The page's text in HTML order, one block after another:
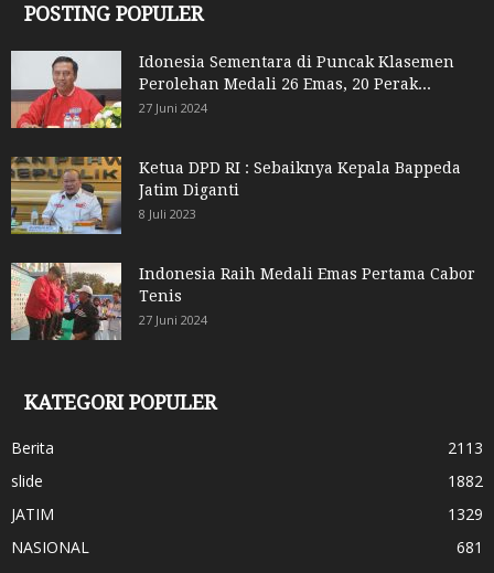
POSTING POPULER
Idonesia Sementara di Puncak Klasemen
Perolehan Medali 26 Emas, 20 Perak...
27 Juni 2024
Ketua DPD RI : Sebaiknya Kepala Bappeda
Jatim Diganti
8 Juli 2023
Indonesia Raih Medali Emas Pertama Cabor
Tenis
27 Juni 2024
KATEGORI POPULER
Berita
2113
slide
1882
JATIM
1329
NASIONAL
681